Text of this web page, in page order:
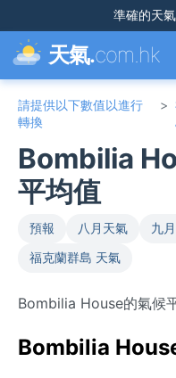
準確的天
天氣.com.hk
請提供以下數值以進行
轉換
>
Bombilia
平均值
預報 八月天氣 九
福克蘭群島 天氣
Bombilia House的氣候
Bombilia